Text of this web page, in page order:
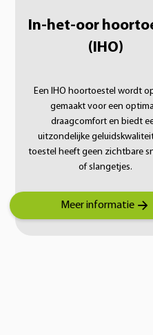
In-het-oor
(IHO)
Een IHO hoortoestel wordt
gemaakt voor een
draagcomfort en biedt
uitzondelijke
toestel heeft geen zichtbare
of slangetjes.
Meer informatie